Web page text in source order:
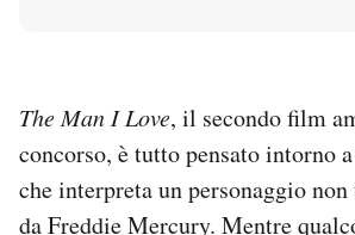
Entra
The Man I Love, il secondo film
concorso, è tutto pensato intorno
che interpreta un personaggio
da Freddie Mercury. Mentre